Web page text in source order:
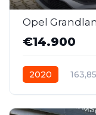
€14.900
2020